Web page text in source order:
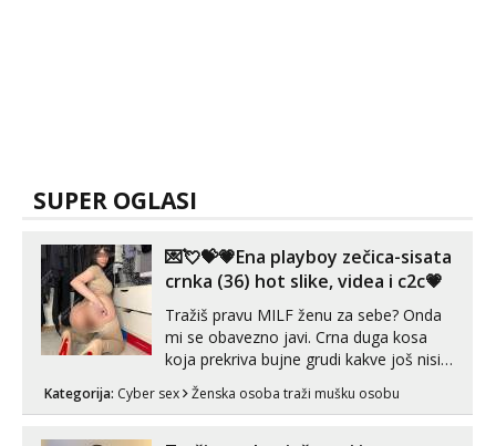
SUPER OGLASI
💌💘💝💗Ena playboy zečica-sisata
crnka (36) hot slike, videa i c2c💗
Tražiš pravu MILF ženu za sebe? Onda
mi se obavezno javi. Crna duga kosa
koja prekriva bujne grudi kakve još nisi
vidio, čista ŠESTICA! A usne? O usnama
bolje da ni ne pričam. Prave pune usne
Kategorija: Cyber sex Ženska osoba traži mušku osobu